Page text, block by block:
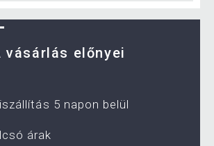
vásárlás előnyei
5 napon belül
árak